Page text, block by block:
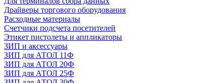
Драйверы торгового оборудования
Расходные материалы
Счетчики подсчета посетителей
Этикет пистолеты и аппликаторы
ЗИП и аксессуары
ЗИП для АТОЛ 11Ф
ЗИП для АТОЛ 20Ф
ЗИП для АТОЛ 25Ф